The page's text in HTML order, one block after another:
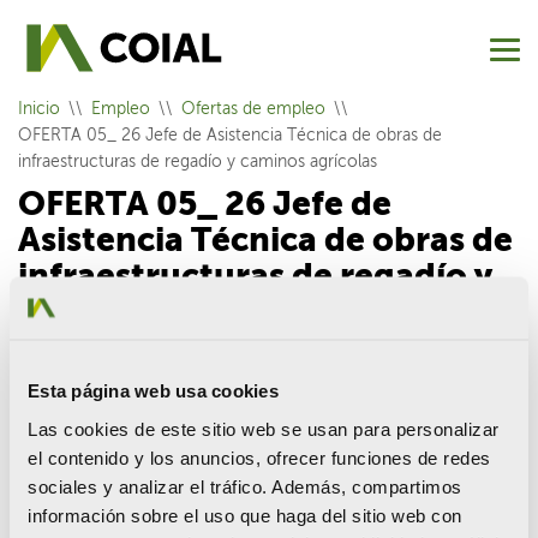
Esta página web usa cookies
Las cookies de este sitio web se usan para personalizar
el contenido y los anuncios, ofrecer funciones de redes
sociales y analizar el tráfico. Además, compartimos
información sobre el uso que haga del sitio web con
Inicio Empleo
Ofertas de empleo
OFERTA 05_ 26 Jefe de Asistencia Técnica de obras de
infraestructuras de regadío y caminos agrícolas
OFERTA 05_ 26 Jefe de
Asistencia Técnica de obras de
infraestructuras de regadío y
caminos agrícolas
del transporte, agua y desarrollo urbano, busca ingenieros
agrónomos para incorporar a su equipo técnico.
Lugar de trabajo: Valencia